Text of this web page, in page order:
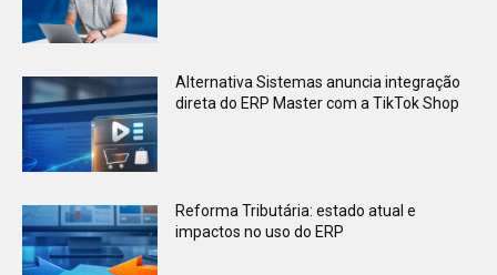
Alternativa Sistemas anuncia integração
direta do ERP Master com a TikTok Shop
Reforma Tributária: estado atual e
impactos no uso do ERP